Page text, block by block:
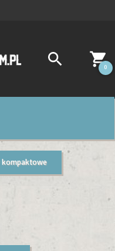
0
kompaktowe